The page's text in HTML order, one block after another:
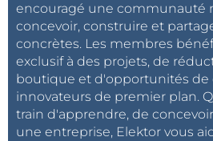
encouragé une communauté
concevoir, construire et
concrètes. Les membres
exclusif à des projets, de
boutique et d'opportunités de
innovateurs de premier plan.
train d'apprendre, de
une entreprise, Elektor vous